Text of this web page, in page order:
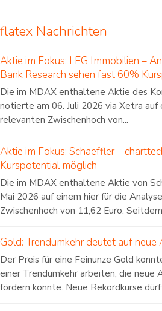
flatex Nachrichten
Aktie im Fokus: LEG Immobilien –
Bank Research sehen fast 60%
Die im MDAX enthaltene Aktie des
notierte am 06. Juli 2026 via Xetra auf
relevanten Zwischenhoch von...
Aktie im Fokus: Schaeffler –
Kurspotential möglich
Die im MDAX enthaltene Aktie von
Mai 2026 auf einem hier für die
Zwischenhoch von 11,62 Euro.
Gold: Trendumkehr deutet auf neue
Der Preis für eine Feinunze Gold
einer Trendumkehr arbeiten, die neue
fördern könnte. Neue Rekordkurse